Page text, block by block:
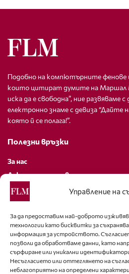
Управление на
За да предоставим най-доброто
технологии като бисквитки за
информация за устройството.
позволи да обработваме данни, като
сърфиране или уникални
Несъгласието или оттеглянето на
неблагоприятно на определени
Подобно на компютърните фенове
които цитират думите на Маршал
иска да е свободна”, ние
електронно знаме с девиза “Дайте
която й се полага!”.
Полезни връзки
За нас
Декларация за поверителност
Политика за бисквитки
За контакти
editor@fashion-lifestyle.net
+359 88 227 33 47